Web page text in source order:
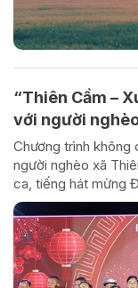
“Thiên Cầm –
với người
Chương trình không
người nghèo xã
ca, tiếng hát mừng